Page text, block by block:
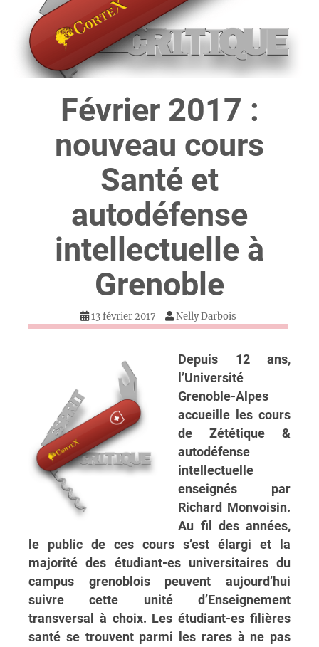
Février 2017 :
nouveau cours
Santé et
autodéfense
intellectuelle à
Grenoble
13 février 2017 Nelly Darbois
Depuis 12 ans,
l’Université
Grenoble-Alpes
accueille les cours
de Zététique &
autodéfense
intellectuelle
enseignés par
Richard Monvoisin.
Au fil des années,
le public de ces cours s’est élargi et la
majorité des étudiant-es universitaires du
campus grenoblois peuvent aujourd’hui
suivre cette unité d’Enseignement
transversal à choix. Les étudiant-es filières
santé se trouvent parmi les rares à ne pas